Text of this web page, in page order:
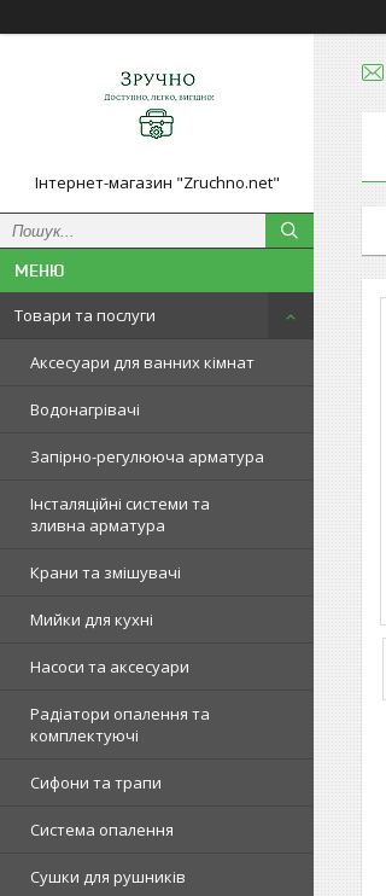
Інтернет-магазин "Zruchno.net"
Товари та послуги
Аксесуари для ванних кімнат
Водонагрівачі
Запірно-регулююча арматура
Інсталяційні системи та
зливна арматура
Крани та змішувачі
Мийки для кухні
Насоси та аксесуари
Радіатори опалення та
комплектуючі
Сифони та трапи
Система опалення
Сушки для рушників